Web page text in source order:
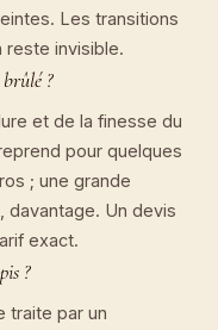
Les transitions
reste invisible.
?
et de la finesse du
pour quelques
; une grande
davantage. Un devis
exact.
?
traite par un